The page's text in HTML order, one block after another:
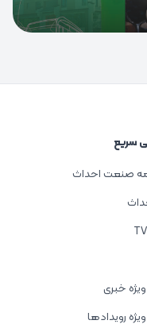
سریع
صنعت احداث
خبری
رویدادها